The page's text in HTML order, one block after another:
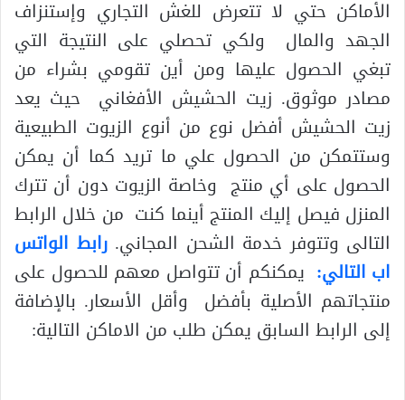
الأماكن حتي لا تتعرض للغش التجاري وإستنزاف
الجهد والمال ولكي تحصلي على النتيجة التي
تبغي الحصول عليها ومن أين تقومي بشراء من
مصادر موثوق. زيت الحشيش الأفغاني حيث يعد
زيت الحشيش أفضل نوع من أنوع الزيوت الطبيعية
وستتمكن من الحصول علي ما تريد كما أن يمكن
الحصول على أي منتج وخاصة الزيوت دون أن تترك
المنزل فيصل إليك المنتج أينما كنت من خلال الرابط
التالى وتتوفر خدمة الشحن المجاني.رابط الواتس
اب التالي: يمكنكم أن تتواصل معهم للحصول على
منتجاتهم الأصلية بأفضل وأقل الأسعار. بالإضافة
إلى الرابط السابق يمكن طلب من الاماكن التالية: